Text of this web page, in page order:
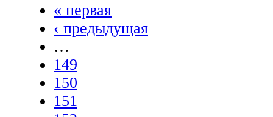
« первая
‹ предыдущая
…
149
150
151